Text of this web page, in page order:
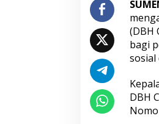
(DBH
bagi
sosial
DBH